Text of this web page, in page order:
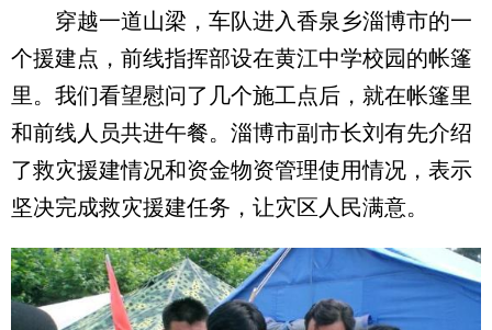
穿越一道山梁，车队进入香泉乡淄博市的一
个援建点，前线指挥部设在黄江中学校园的帐篷
里。我们看望慰问了几个施工点后，就在帐篷里
和前线人员共进午餐。淄博市副市长刘有先介绍
了救灾援建情况和资金物资管理使用情况，表示
坚决完成救灾援建任务，让灾区人民满意。